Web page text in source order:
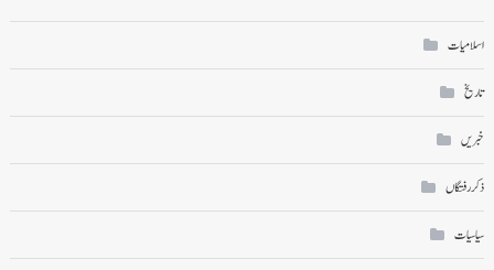
اسلامیات
تاریخ
خبریں
ذکر رفتگاں
سیاسیات